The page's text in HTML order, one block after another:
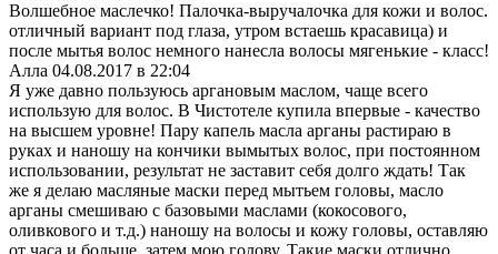
Волшебное маслечко! Палочка-выручалочка для кожи и волос.
отличный вариант под глаза, утром встаешь красавица) и
после мытья волос немного нанесла волосы мягенькие - класс!
Алла 04.08.2017 в 22:04
Я уже давно пользуюсь аргановым маслом, чаще всего
использую для волос. В Чистотеле купила впервые - качество
на высшем уровне! Пару капель масла арганы растираю в
руках и наношу на кончики вымытых волос, при постоянном
использовании, результат не заставит себя долго ждать! Так
же я делаю масляные маски перед мытьем головы, масло
арганы смешиваю с базовыми маслами (кокосового,
оливкового и т.д.) наношу на волосы и кожу головы, оставляю
от часа и больше, затем мою голову. Такие маски отлично